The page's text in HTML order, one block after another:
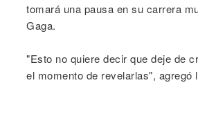
tomará una pausa en su carrera
Gaga.
"Esto no quiere decir que deje de
el momento de revelarlas", agregó